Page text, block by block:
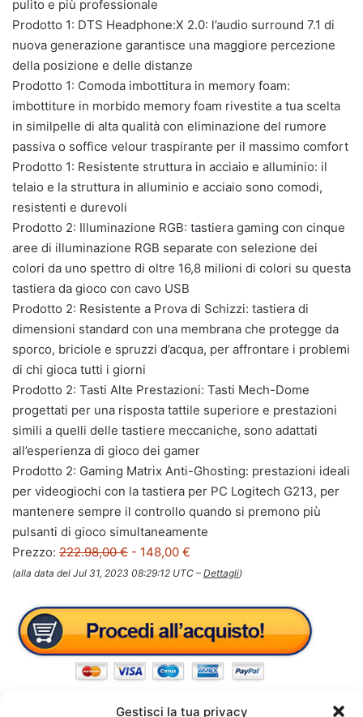
Gestisci la tua privacy
pulito e più professionale
Prodotto 1: DTS Headphone:X 2.0: l’audio surround 7.1 di
nuova generazione garantisce una maggiore percezione
della posizione e delle distanze
Prodotto 1: Comoda imbottitura in memory foam:
imbottiture in morbido memory foam rivestite a tua scelta
in similpelle di alta qualità con eliminazione del rumore
passiva o soffice velour traspirante per il massimo comfort
Prodotto 1: Resistente struttura in acciaio e alluminio: il
telaio e la struttura in alluminio e acciaio sono comodi,
resistenti e durevoli
Prodotto 2: Illuminazione RGB: tastiera gaming con cinque
aree di illuminazione RGB separate con ‎selezione dei
colori da uno spettro di oltre 16,8 milioni di colori su questa
tastiera da gioco con ‎cavo USB
Prodotto 2: Resistente a Prova di Schizzi: tastiera di
dimensioni standard con una membrana che ‎protegge da
sporco, briciole e spruzzi d’acqua, per affrontare i problemi
di chi gioca tutti i giorni
Prodotto 2: Tasti Alte Prestazioni: Tasti Mech-Dome
progettati per una risposta ‎tattile superiore e prestazioni
simili a quelli delle tastiere meccaniche, sono ‎adattati
all’esperienza di gioco dei gamer
Prodotto 2: Gaming Matrix Anti-Ghosting: prestazioni ideali
per videogiochi con la tastiera per PC Logitech ‎G213, per
mantenere sempre il controllo quando si premono più
pulsanti di gioco ‎simultaneamente
Prezzo: 222.98,00 € - 148,00 €
(alla data del Jul 31, 2023 08:29:12 UTC –Dettagli)